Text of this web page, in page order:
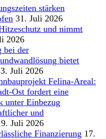
stärken
31. Juli 2026
und nimmt
2026
bei der
bietet
Juli 2026
Felina-Areal:
Ost fordert eine
unter Einbezug
und
Juli 2026
Finanzierung 17.